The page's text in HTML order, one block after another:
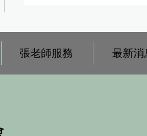
張老師服務 最新消